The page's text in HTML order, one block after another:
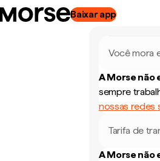
Baixar app
Você mora
A Morse não
sempre
nossas redes
Tarifa de
A Morse não